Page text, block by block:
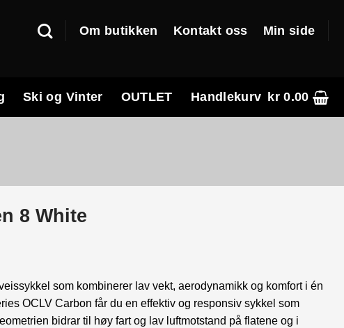
Om butikken Kontakt oss Min side
Ski og Vinter OUTLET Handlekurv kr0.00
8 White
som kombinerer lav vekt, aerodynamikk og komfort i én
OCLV Carbon får du en effektiv og responsiv sykkel som
bidrar til høy fart og lav luftmotstand på flatene og i